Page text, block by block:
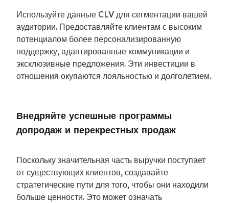
Используйте данные CLV для сегментации вашей
аудитории. Предоставляйте клиентам с высоким
потенциалом более персонализированную
поддержку, адаптированные коммуникации и
эксклюзивные предложения. Эти инвестиции в
отношения окупаются лояльностью и долголетием.
Внедряйте успешные программы
допродаж и перекрестных продаж
Поскольку значительная часть выручки поступает
от существующих клиентов, создавайте
стратегические пути для того, чтобы они находили
больше ценности. Это может означать